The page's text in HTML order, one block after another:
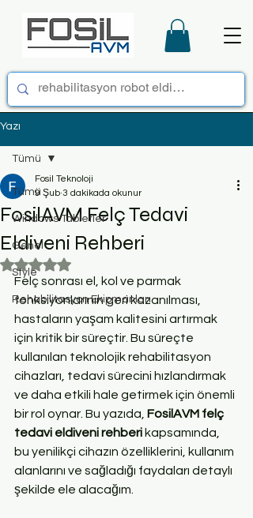
Yazı
Tümü
Windows Tabletler
Genel
Style
Rehabilitasyon Ekipmanları
Tümü
FosilAVM Felç Tedavi
Eldiveni Rehberi
Fosil Teknoloji
9 Şub 3 dakikada okunur
5 üzerinden NaN yıldız
Felç sonrası el, kol ve parmak
fonksiyonlarının geri kazanılması,
hastaların yaşam kalitesini artırmak
için kritik bir süreçtir. Bu süreçte
kullanılan teknolojik rehabilitasyon
cihazları, tedavi sürecini hızlandırmak
ve daha etkili hale getirmek için önemli
bir rol oynar. Bu yazıda, FosilAVM felç
tedavi eldiveni rehberi kapsamında,
bu yenilikçi cihazın özelliklerini, kullanım
alanlarını ve sağladığı faydaları detaylı
şekilde ele alacağım.